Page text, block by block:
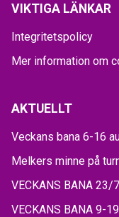
VIKTIGA LÄNKAR
Integritetspolicy
Mer information om
AKTUELLT
Veckans bana 6-16
Melkers minne på
VECKANS BANA 23/
VECKANS BANA 9-